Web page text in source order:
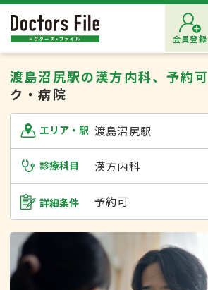
会員登録
渡島沼尻駅の漢方内科、予約可
ク・病院
エリア・駅 渡島沼尻駅
診療科目 漢方内科
詳細条件 予約可